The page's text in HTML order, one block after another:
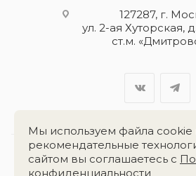
127287, г.
ул. 2-ая Хуторская,
ст.м.
Разработка сайта:
Мы используем файла cookie
рекомендательные
сайтом вы соглашаетесь с
конфиденциальности